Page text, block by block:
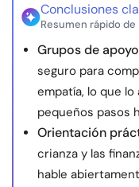
Conclusiones
Resumen rápido
Grupos de
seguro para
empatía, lo que
pequeños pasos
Orientación
crianza y las
hable